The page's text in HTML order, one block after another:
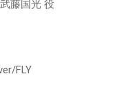
藤国光 役
FLY